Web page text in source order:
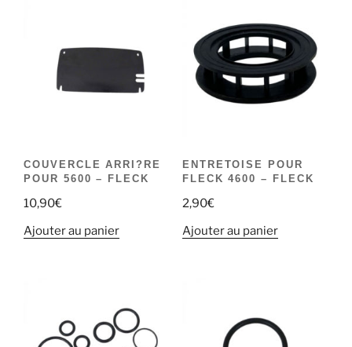
COUVERCLE ARRI?RE
POUR 5600 – FLECK
10,90€
Ajouter au panier
ENTRETOISE POUR
FLECK 4600 – FLECK
2,90€
Ajouter au panier